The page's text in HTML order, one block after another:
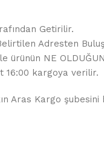
Getirilir.
Adresten
NE
16:00 kargoya verilir.
Aras Kargo